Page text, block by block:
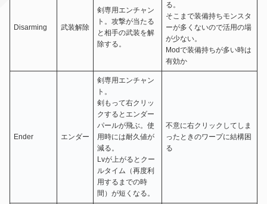
Disarming 武装解除
剣専用エンチャン
ト。攻撃が当たる
と相手の武装を解
除する。
る。
そこまで装備持ちモンスタ
ーが多くないので活用の場
が少ない。
Modで装備持ちが多い時は
有効か
Ender エンダー
剣専用エンチャン
ト。
剣もって右クリッ
クするとエンダー
パールが飛ぶ。使
用時には耐久値が
減る。
Lvが上がるとクー
ルタイム（再度利
用するまでの時
間）が短くなる。
不意に右クリックしてしま
ったときのワープに結構困
る